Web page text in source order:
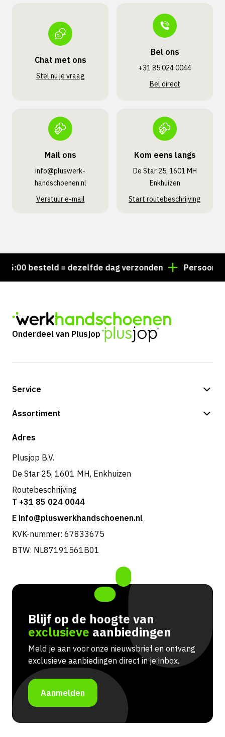
Chat met ons
Stel nu je vraag
Bel ons
+31 85 024 0044
Bel direct
Mail ons
info@pluswerk­
handschoenen.nl
Verstuur e-mail
Kom eens langs
De Star 25, 1601 MH
Enkhuizen
Start routebeschrijving
besteld = dezelfde dag verzonden Persoonlijk
Onderdeel van Plusjop
Service
Betalingsmogelijkheden
Retouren & service
Assortiment
Shop
Adres
Plusjop B.V.
De Star 25, 1601 MH, Enkhuizen
Routebeschrijving
T +31 85 024 0044
E info@pluswerkhandschoenen.nl
KVK-nummer: 67833675
BTW: NL87191561B01
Blijf op de hoogte van
exclusieve aanbiedingen
Meld je aan voor onze nieuwsbrief en ontvang
exclusieve aanbiedingen direct in je inbox.
Aanmelden